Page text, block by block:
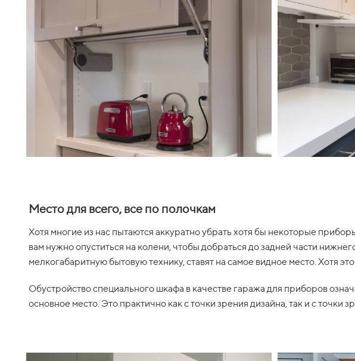
Место для всего, все по полочкам
Хотя многие из нас пытаются аккуратно убрать хотя бы некоторые
вам нужно опуститься на колени, чтобы добраться до задней части
мелкогабаритную бытовую технику, ставят на самое видное место. Хотя
Обустройство специального шкафа в качестве гаража для приборов
основное место. Это практично как с точки зрения дизайна, так и с точки